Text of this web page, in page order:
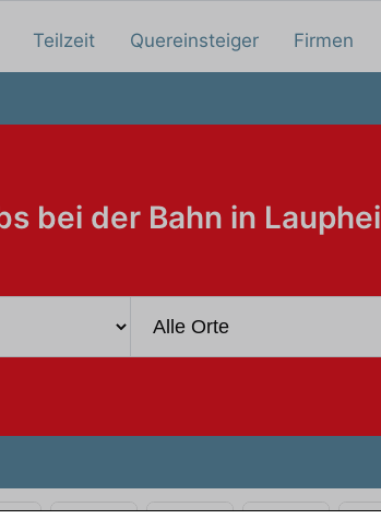
Teilzeit Quereinsteiger Firmen
bei der Bahn in